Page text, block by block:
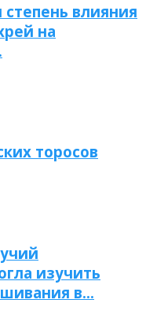
влияния
на
торосов
изучить
в…